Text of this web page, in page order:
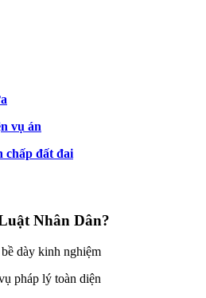
vụ án
chấp đất đai
Nhân Dân?
dày kinh nghiệm
pháp lý toàn diện